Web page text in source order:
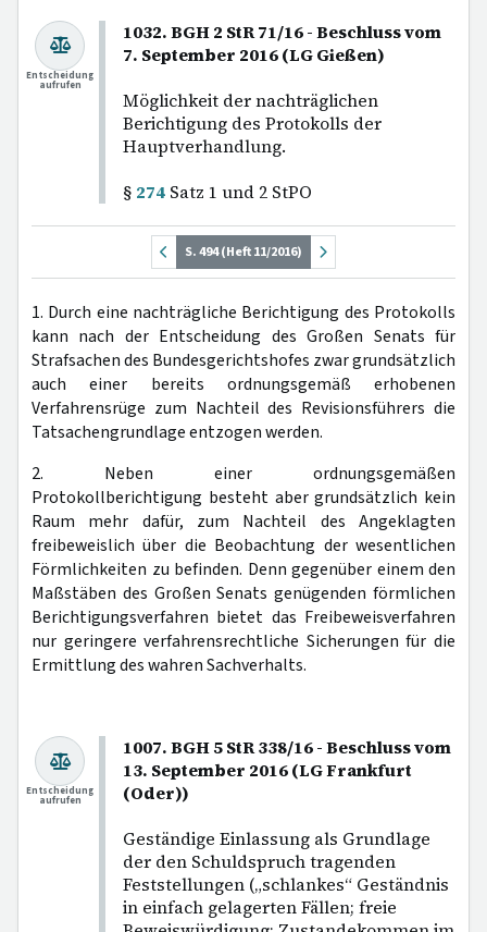
1032. BGH 2 StR 71/16 - Beschluss vom
7. September 2016 (LG Gießen)
Möglichkeit der nachträglichen
Berichtigung des Protokolls der
Hauptverhandlung.
§ 274 Satz 1 und 2 StPO
Entscheidung
aufrufen
S. 494 (Heft 11/2016)
1. Durch eine nachträgliche Berichtigung des Protokolls
kann nach der Entscheidung des Großen Senats für
Strafsachen des Bundesgerichtshofes zwar grundsätzlich
auch einer bereits ordnungsgemäß erhobenen
Verfahrensrüge zum Nachteil des Revisionsführers die
Tatsachengrundlage entzogen werden.
2. Neben einer ordnungsgemäßen
Protokollberichtigung besteht aber grundsätzlich kein
Raum mehr dafür, zum Nachteil des Angeklagten
freibeweislich über die Beobachtung der wesentlichen
Förmlichkeiten zu befinden. Denn gegenüber einem den
Maßstäben des Großen Senats genügenden förmlichen
Berichtigungsverfahren bietet das Freibeweisverfahren
nur geringere verfahrensrechtliche Sicherungen für die
Ermittlung des wahren Sachverhalts.
1007. BGH 5 StR 338/16 - Beschluss vom
13. September 2016 (LG Frankfurt
(Oder))
Geständige Einlassung als Grundlage
der den Schuldspruch tragenden
Feststellungen („schlankes“ Geständnis
in einfach gelagerten Fällen; freie
Entscheidung
aufrufen